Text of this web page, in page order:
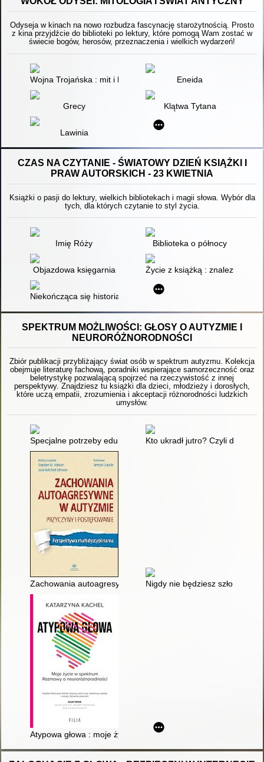
Odyseja w kinach na nowo rozbudza fascynację starożytnością. Prosto
z kina przyjdźcie do biblioteki po lektury, które pomogą Wam zostać w
świecie bogów, herosów, przeznaczenia i wielkich wydarzeń!
Wojna Trojańska : mit i historia Eneida
Grecy Klątwa Tytana
Lawinia
CZAS NA CZYTANIE - ŚWIATOWY DZIEŃ KSIĄŻKI I
PRAW AUTORSKICH - 23 KWIETNIA
Książki o pasji do lektury, wielkich bibliotekach i magii słowa. Wybór dla
tych, dla których czytanie to styl życia.
Imię Róży Biblioteka o północy
Objazdowa księgarnia Życie z książką : znalezione w
Niekończąca się historia
SPEKTRUM MOŻLIWOŚCI: GŁOSY O AUTYZMIE I
NEURORÓŻNORODNOŚCI
Zbiór publikacji przybliżający świat osób w spektrum autyzmu. Kolekcja
obejmuje literaturę fachową, poradniki wspierające samorzeczność oraz
beletrystykę pozwalającą spojrzeć na rzeczywistość z innej
perspektywy. Znajdziesz tu książki dla dzieci, młodzieży i dorosłych,
które uczą empatii, zrozumienia i akceptacji różnorodności ludzkich
umysłów.
Specjalne potrzeby edukacyjne ucznia w praktyce życia
Kto ukradł jutro? Czyli
Zachowania autoagresywne w autyzmie : przyczyny i
Nigdy nie będziesz szło samo
Atypowa głowa : moje życie w spektrum : rozmowy o